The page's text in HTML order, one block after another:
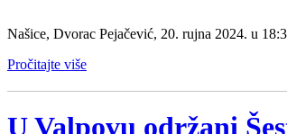
Našice, Dvorac Pejačević, 20. rujna 2024. u
Pročitajte više
U Valpovu održani